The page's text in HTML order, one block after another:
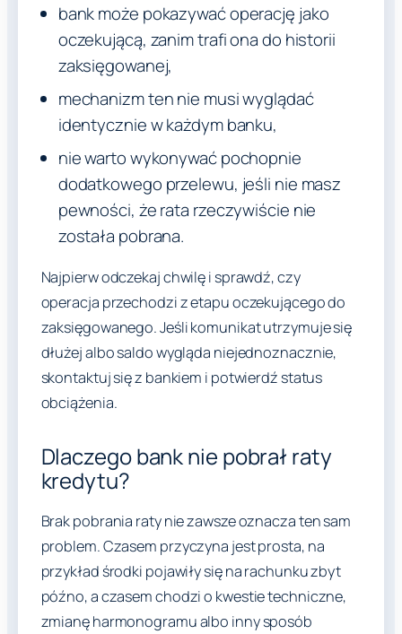
bank może pokazywać operację jako
oczekującą, zanim trafi ona do historii
zaksięgowanej,
mechanizm ten nie musi wyglądać
identycznie w każdym banku,
nie warto wykonywać pochopnie
dodatkowego przelewu, jeśli nie masz
pewności, że rata rzeczywiście nie
została pobrana.
Najpierw odczekaj chwilę i sprawdź, czy
operacja przechodzi z etapu oczekującego do
zaksięgowanego. Jeśli komunikat utrzymuje się
dłużej albo saldo wygląda niejednoznacznie,
skontaktuj się z bankiem i potwierdź status
obciążenia.
Dlaczego bank nie pobrał raty
kredytu?
Brak pobrania raty nie zawsze oznacza ten sam
problem. Czasem przyczyna jest prosta, na
przykład środki pojawiły się na rachunku zbyt
późno, a czasem chodzi o kwestie techniczne,
zmianę harmonogramu albo inny sposób